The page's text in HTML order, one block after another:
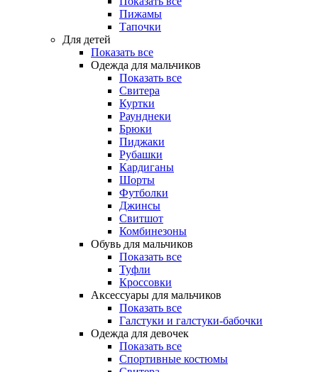
Пижамы
Тапочки
Для детей
Показать все
Одежда для мальчиков
Показать все
Свитера
Куртки
Раунднеки
Брюки
Пиджаки
Рубашки
Кардиганы
Шорты
Футболки
Джинсы
Свитшот
Комбинезоны
Обувь для мальчиков
Показать все
Туфли
Кроссовки
Аксессуары для мальчиков
Показать все
Галстуки и галстуки-бабочки
Одежда для девочек
Показать все
Спортивные костюмы